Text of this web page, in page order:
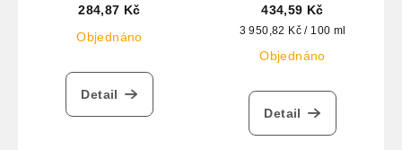
284,87 Kč
Objednáno
Detail
434,59 Kč
Měrná
3 950,82 Kč / 100 ml
Objednáno
Detail